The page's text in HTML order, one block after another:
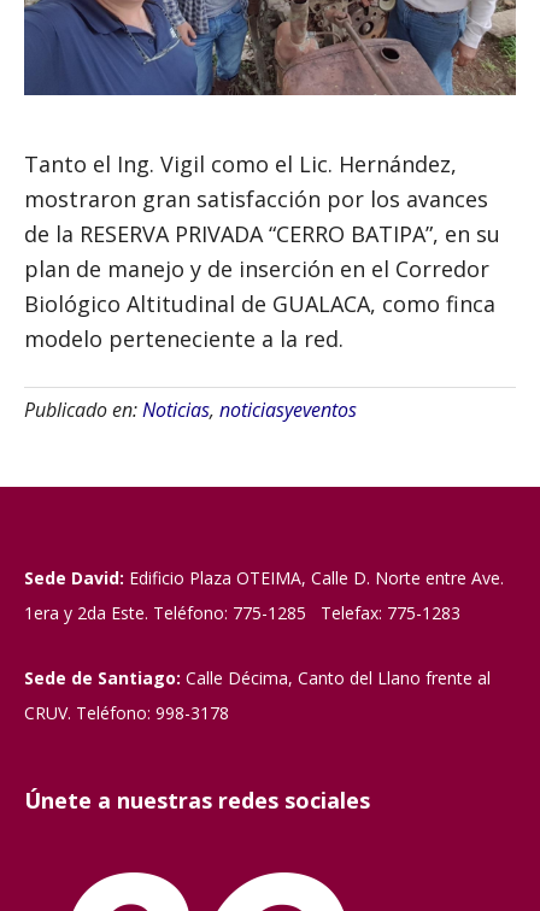
Tanto el Ing. Vigil como el Lic. Hernández,
mostraron gran satisfacción por los avances
de la RESERVA PRIVADA “CERRO BATIPA”, en su
plan de manejo y de inserción en el Corredor
Biológico Altitudinal de GUALACA, como finca
modelo perteneciente a la red.
Publicado en:Noticias, noticiasyeventos
Sede David: Edificio Plaza OTEIMA, Calle D. Norte entre Ave.
1era y 2da Este. Teléfono: 775-1285 Telefax: 775-1283
Sede de Santiago: Calle Décima, Canto del Llano frente al
CRUV. Teléfono: 998-3178
Únete a nuestras redes sociales